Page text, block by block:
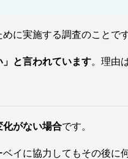
に実施する調査のことです
」と言われています。理由
化がない場合です。
イに協力してもその後に